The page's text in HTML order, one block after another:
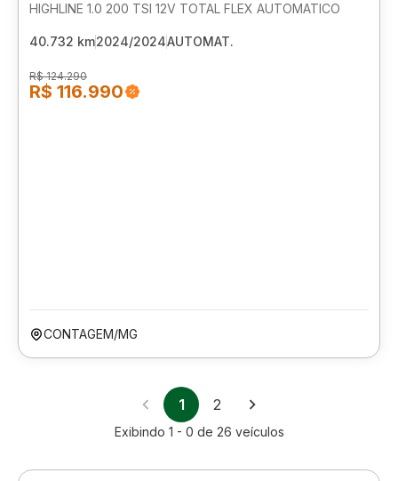
HIGHLINE 1.0 200 TSI 12V TOTAL FLEX AUTOMATICO
40.732 km2024/2024AUTOMAT.
R$ 124.290
R$ 116.990
CONTAGEM/MG
1 2
Exibindo 1 - 0 de 26 veículos